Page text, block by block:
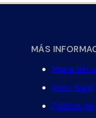
MÁS
Mapa del
Aviso legal
Política